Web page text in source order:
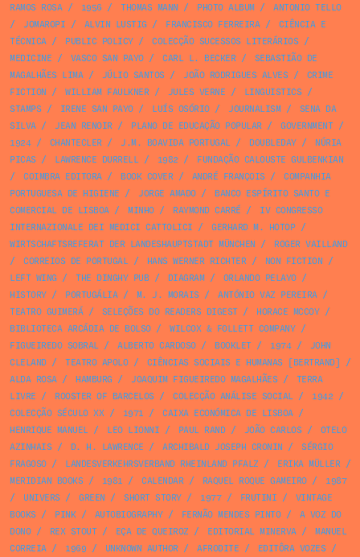
RAMOS ROSA/ 1956 / THOMAS MANN / PHOTO ALBUM/
ANTONIO TELLO
/
JOMAROPI / ALVIN LUSTIG / FRANCISCO FERREIRA/
CIÊNCIA E
TÉCNICA/ PUBLIC POLICY/ COLECÇÃO SUCESSOS LITERÁRIOS /
MEDICINE / VASCO SAN PAYO/ CARL L. BECKER/
SEBASTIÃO DE
MAGALHÃES LIMA/ JÚLIO SANTOS / JOÃO RODRIGUES ALVES /
CRIME
FICTION / WILLIAM FAULKNER/ JULES VERNE / LINGUISTICS /
STAMPS / IRENE SAN PAYO/ LUÍS OSÓRIO/ JOURNALISM/
SENA DA
SILVA/ JEAN RENOIR/ PLANO DE EDUCAÇÃO POPULAR/ GOVERNMENT/
1924/ CHANTECLER/ J.M. BOAVIDA PORTUGAL/ DOUBLEDAY/
NÚRIA
PICAS / LAWRENCE DURRELL/ 1982 /
FUNDAÇÃO CALOUSTE GULBENKIAN
/
COIMBRA EDITORA/ BOOK COVER/ ANDRÉ FRANÇOIS /
COMPANHIA
PORTUGUESA DE HIGIENE / JORGE AMADO/
BANCO ESPÍRITO SANTO E
COMERCIAL DE LISBOA/ MINHO/ RAYMOND CARRÉ /
IV CONGRESSO
INTERNAZIONALE DEI MEDICI CATTOLICI / GERHARD M. HOTOP/
WIRTSCHAFTSREFERAT DER LANDESHAUPTSTADT MÜNCHEN /
ROGER VAILLAND
/
CORREIOS DE PORTUGAL/ HANS WERNER RICHTER/ NON FICTION /
LEFT WING / THE DINGHY PUB/ DIAGRAM/ ORLANDO PELAYO/
HISTORY/ PORTUGÁLIA/ M. J. MORAIS / ANTÓNIO VAZ PEREIRA/
TEATRO GUIMERÁ/ SELEÇÕES DO READERS DIGEST/ HORACE MCCOY/
BIBLIOTECA ARCÁDIA DE BOLSO/ WILCOX & FOLLETT COMPANY/
FIGUEIREDO SOBRAL/ ALBERTO CARDOSO/ BOOKLET/ 1974/
JOHN
CLELAND/ TEATRO APOLO/ CIÊNCIAS SOCIAIS E HUMANAS [BERTRAND] /
ALDA ROSA/ HAMBURG / JOAQUIM FIGUEIREDO MAGALHÃES /
TERRA
LIVRE / ROOSTER OF BARCELOS / COLECÇÃO ANÁLISE SOCIAL/ 1942 /
COLECÇÃO SÉCULO XX/ 1971 / CAIXA ECONÓMICA DE LISBOA/
HENRIQUE MANUEL/ LEO LIONNI / PAUL RAND/ JOÃO CARLOS /
OTELO
AZINHAIS / D. H. LAWRENCE / ARCHIBALD JOSEPH CRONIN /
SÉRGIO
FRAGOSO/ LANDESVERKEHRSVERBAND RHEINLAND PFALZ / ERIKA MÜLLER/
MERIDIAN BOOKS / 1981 / CALENDAR/ RAQUEL ROQUE GAMEIRO/
1987
/
UNIVERS / GREEN / SHORT STORY/ 1977/ FRUTINI /
VINTAGE
BOOKS / PINK/ AUTOBIOGRAPHY/ FERNÃO MENDES PINTO/
A VOZ DO
DONO/ REX STOUT/ EÇA DE QUEIROZ / EDITORIAL MINERVA/
MANUEL
CORREIA/ 1969 / UNKNOWN AUTHOR/ AFRODITE / EDITÔRA VOZES /